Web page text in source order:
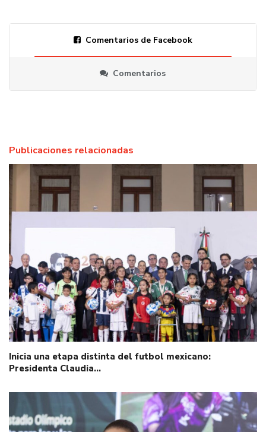
Comentarios de Facebook
Comentarios
Publicaciones relacionadas
Inicia una etapa distinta del futbol mexicano:
Presidenta Claudia…